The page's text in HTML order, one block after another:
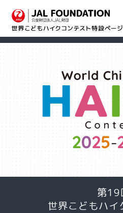
第19
世界こどもハイ